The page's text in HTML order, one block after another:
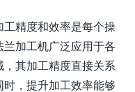
精度和效率是每个操
加工机广泛应用于各
其加工精度直接关系
，提升加工效率能够